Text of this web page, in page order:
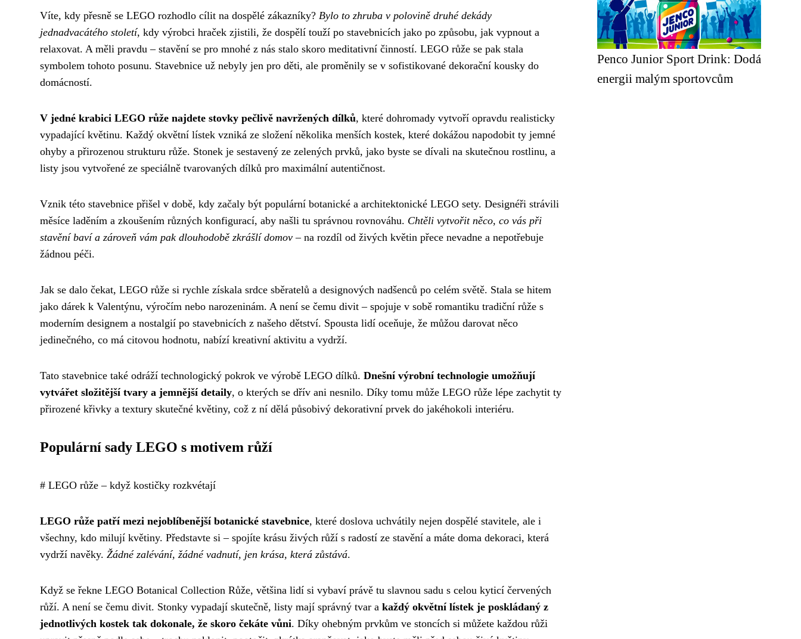
Víte, kdy přesně se LEGO rozhodlo cílit na dospělé zákazníky? Bylo to zhruba v polovině druhé dekády
jednadvacátého století, kdy výrobci hraček zjistili, že dospělí touží po stavebnicích jako po způsobu, jak vypnout a
relaxovat. A měli pravdu – stavění se pro mnohé z nás stalo skoro meditativní činností. LEGO růže se pak stala
symbolem tohoto posunu. Stavebnice už nebyly jen pro děti, ale proměnily se v sofistikované dekorační kousky do
domácností.
V jedné krabici LEGO růže najdete stovky pečlivě navržených dílků, které dohromady vytvoří opravdu realisticky
vypadající květinu. Každý okvětní lístek vzniká ze složení několika menších kostek, které dokážou napodobit ty jemné
ohyby a přirozenou strukturu růže. Stonek je sestavený ze zelených prvků, jako byste se dívali na skutečnou rostlinu, a
listy jsou vytvořené ze speciálně tvarovaných dílků pro maximální autentičnost.
Vznik této stavebnice přišel v době, kdy začaly být populární botanické a architektonické LEGO sety. Designéři strávili
měsíce laděním a zkoušením různých konfigurací, aby našli tu správnou rovnováhu. Chtěli vytvořit něco, co vás při
stavění baví a zároveň vám pak dlouhodobě zkrášlí domov – na rozdíl od živých květin přece nevadne a nepotřebuje
žádnou péči.
Jak se dalo čekat, LEGO růže si rychle získala srdce sběratelů a designových nadšenců po celém světě. Stala se hitem
jako dárek k Valentýnu, výročím nebo narozeninám. A není se čemu divit – spojuje v sobě romantiku tradiční růže s
moderním designem a nostalgií po stavebnicích z našeho dětství. Spousta lidí oceňuje, že můžou darovat něco
jedinečného, co má citovou hodnotu, nabízí kreativní aktivitu a vydrží.
Tato stavebnice také odráží technologický pokrok ve výrobě LEGO dílků. Dnešní výrobní technologie umožňují
vytvářet složitější tvary a jemnější detaily, o kterých se dřív ani nesnilo. Díky tomu může LEGO růže lépe zachytit ty
přirozené křivky a textury skutečné květiny, což z ní dělá působivý dekorativní prvek do jakéhokoli interiéru.
Populární sady LEGO s motivem růží
# LEGO růže – když kostičky rozkvétají
LEGO růže patří mezi nejoblíbenější botanické stavebnice, které doslova uchvátily nejen dospělé stavitele, ale i
všechny, kdo milují květiny. Představte si – spojíte krásu živých růží s radostí ze stavění a máte doma dekoraci, která
vydrží navěky. Žádné zalévání, žádné vadnutí, jen krása, která zůstává.
Když se řekne LEGO Botanical Collection Růže, většina lidí si vybaví právě tu slavnou sadu s celou kyticí červených
růží. A není se čemu divit. Stonky vypadají skutečně, listy mají správný tvar a každý okvětní lístek je poskládaný z
jednotlivých kostek tak dokonale, že skoro čekáte vůni. Díky ohebným prvkům ve stoncích si můžete každou růži
Penco Junior Sport Drink: Dodá
energii malým sportovcům